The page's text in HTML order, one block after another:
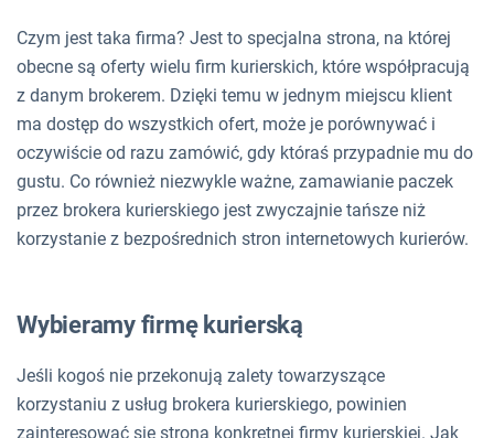
Czym jest taka firma? Jest to specjalna strona, na której
obecne są oferty wielu firm kurierskich, które współpracują
z danym brokerem. Dzięki temu w jednym miejscu klient
ma dostęp do wszystkich ofert, może je porównywać i
oczywiście od razu zamówić, gdy któraś przypadnie mu do
gustu. Co również niezwykle ważne, zamawianie paczek
przez brokera kurierskiego jest zwyczajnie tańsze niż
korzystanie z bezpośrednich stron internetowych kurierów.
Wybieramy firmę kurierską
Jeśli kogoś nie przekonują zalety towarzyszące
korzystaniu z usług brokera kurierskiego, powinien
zainteresować się stroną konkretnej firmy kurierskiej. Jak